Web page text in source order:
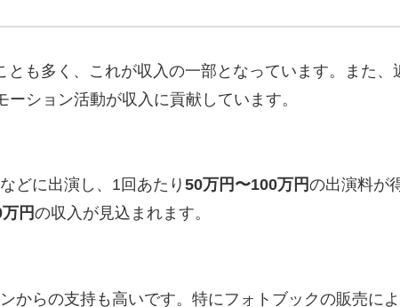
も多く、これが収入の一部となっています。また、
ション活動が収入に貢献しています。
どに出演し、1回あたり 50万円〜100万円の出演料が
円の収入が見込まれます。
らの支持も高いです。特にフォトブックの販売に